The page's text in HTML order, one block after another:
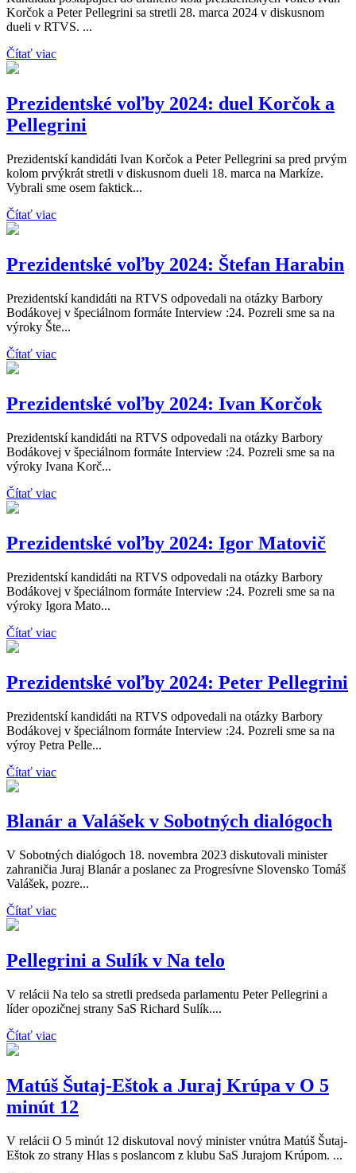
Korčok a Peter Pellegrini sa stretli 28. marca 2024 v diskusnom
dueli v RTVS. ...
Čítať viac
Prezidentské voľby 2024: duel Korčok a
Pellegrini
Prezidentskí kandidáti Ivan Korčok a Peter Pellegrini sa pred prvým
kolom prvýkrát stretli v diskusnom dueli 18. marca na Markíze.
Vybrali sme osem faktick...
Čítať viac
Prezidentské voľby 2024: Štefan Harabin
Prezidentskí kandidáti na RTVS odpovedali na otázky Barbory
Bodákovej v špeciálnom formáte Interview :24. Pozreli sme sa na
výroky Šte...
Čítať viac
Prezidentské voľby 2024: Ivan Korčok
Prezidentskí kandidáti na RTVS odpovedali na otázky Barbory
Bodákovej v špeciálnom formáte Interview :24. Pozreli sme sa na
výroky Ivana Korč...
Čítať viac
Prezidentské voľby 2024: Igor Matovič
Prezidentskí kandidáti na RTVS odpovedali na otázky Barbory
Bodákovej v špeciálnom formáte Interview :24. Pozreli sme sa na
výroky Igora Mato...
Čítať viac
Prezidentské voľby 2024: Peter Pellegrini
Prezidentskí kandidáti na RTVS odpovedali na otázky Barbory
Bodákovej v špeciálnom formáte Interview :24. Pozreli sme sa na
výroy Petra Pelle...
Čítať viac
Blanár a Valášek v Sobotných dialógoch
V Sobotných dialógoch 18. novembra 2023 diskutovali minister
zahraničia Juraj Blanár a poslanec za Progresívne Slovensko Tomáš
Valášek, pozre...
Čítať viac
Pellegrini a Sulík v Na telo
V relácii Na telo sa stretli predseda parlamentu Peter Pellegrini a
líder opozičnej strany SaS Richard Sulík....
Čítať viac
Matúš Šutaj-Eštok a Juraj Krúpa v O 5
minút 12
V relácii O 5 minút 12 diskutoval nový minister vnútra Matúš Šutaj-
Eštok zo strany Hlas s poslancom z klubu SaS Jurajom Krúpom. ...